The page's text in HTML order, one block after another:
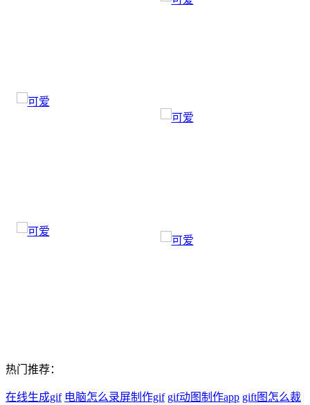
热门推荐：
在线生成gif 电脑怎么录屏制作gif gif动图制作app gift图怎么裁